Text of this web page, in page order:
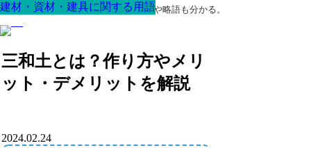
最高の家を作るための知識！専門用語や略語も分かる。
三和土とは？作り方やメリ
ット・デメリットを解説
建材・資材・建具に関する用語
2024.02.24
建材・資材・建具に関する用語
建材・資材・建具に関する用語
建材・資材・建具に関する用語
建材・資材・建具に関する用語
建材・資材・建具に関する用語
建材・資材・建具に関する用語